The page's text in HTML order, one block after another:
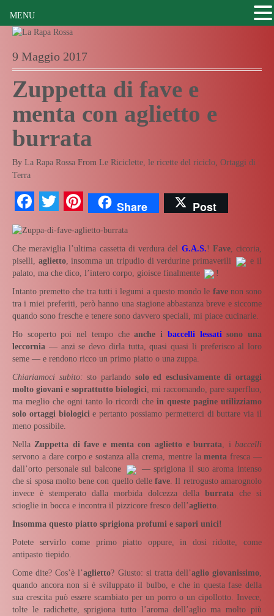
9 Maggio 2017
Zuppetta di fave e
menta con aglietto e
burrata
By La Rapa Rossa From Le Riciclette, le ricette del riciclo, Ortaggi di
Terra
Facebook
TwitterPinterest
Share Post
Che meraviglia l’ultima cassetta di verdura del G.A.S.! Fave, cicoria,
piselli, aglietto, insomma un tripudio di verdurine primaverili
e il
palato, ma che dico, l’intero corpo, gioisce finalmente
!
Intanto premetto che tra tutti i legumi a questo mondo le favenon sono
tra i miei preferiti, però hanno una stagione abbastanza breve e siccome
quando sono fresche e tenere sono davvero speciali, mi piace cucinarle.
Ho scoperto poi nel tempo cheanche i baccelli lessati sono una
leccornia — anzi se devo dirla tutta, quasi quasi li preferisco al loro
seme — e rendono ricco un primo piatto o una zuppa.
Chiariamoci subito: sto parlando solo ed esclusivamente di ortaggi
molto giovani e soprattutto biologici , mi raccomando, pare superfluo,
ma meglio che ogni tanto lo ricordi che in queste pagine utilizziamo
solo ortaggi biologici e pertanto possiamo permetterci di buttare via il
meno possibile.
Nella Zuppetta di fave e menta con aglietto e burrata , ibaccelli
servono a dare corpo e sostanza alla crema, mentre lamenta fresca —
dall’orto personale sul balcone
— sprigiona il suo aroma intenso
che si sposa molto bene con quello dellefave . Il retrogusto amarognolo
invece è stemperato dalla morbida dolcezza della burrata che si
scioglie in bocca e incontra il pizzicore fresco dell’aglietto
Insomma questo piatto sprigiona profumi e sapori unici!
Potete servirlo come primo piatto oppure, in dosi ridotte, come
antipasto tiepido.
Come dite? Cos’è l’aglietto? Giusto: si tratta dell’aglio giovanissimo
quando ancora non si è sviluppato il bulbo, e che in questa fase della
sua crescita può essere scambiato per un porro o un cipollotto. Invece,
tolte le radichette, sprigiona tutto l’aroma dell’aglio ma molto più
MENU